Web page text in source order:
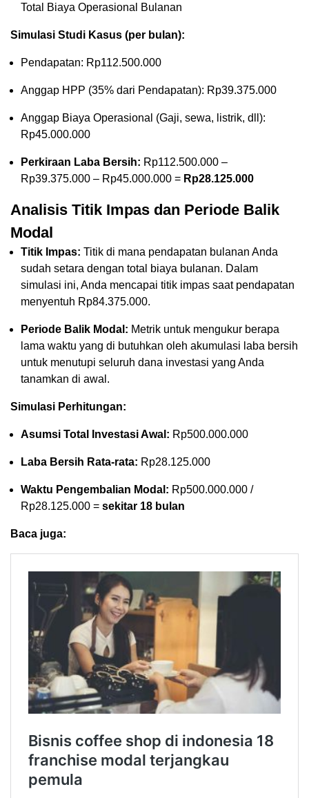
Total Biaya Operasional Bulanan
Simulasi Studi Kasus (per bulan):
Pendapatan: Rp112.500.000
Anggap HPP (35% dari Pendapatan): Rp39.375.000
Anggap Biaya Operasional (Gaji, sewa, listrik, dll):
Rp45.000.000
Perkiraan Laba Bersih: Rp112.500.000 –
Rp39.375.000 – Rp45.000.000 = Rp28.125.000
Analisis Titik Impas dan Periode Balik
Modal
Titik Impas: Titik di mana pendapatan bulanan Anda
sudah setara dengan total biaya bulanan. Dalam
simulasi ini, Anda mencapai titik impas saat pendapatan
menyentuh Rp84.375.000.
Periode Balik Modal: Metrik untuk mengukur berapa
lama waktu yang di butuhkan oleh akumulasi laba bersih
untuk menutupi seluruh dana investasi yang Anda
tanamkan di awal.
Simulasi Perhitungan:
Asumsi Total Investasi Awal: Rp500.000.000
Laba Bersih Rata-rata: Rp28.125.000
Waktu Pengembalian Modal: Rp500.000.000 /
Rp28.125.000 = sekitar 18 bulan
Baca juga: